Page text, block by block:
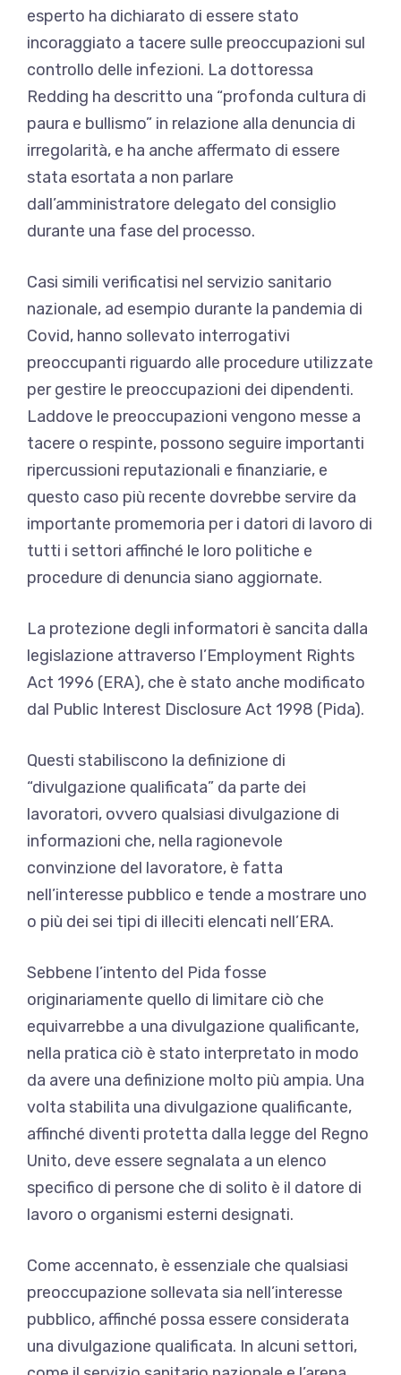
esperto ha dichiarato di essere stato
incoraggiato a tacere sulle preoccupazioni sul
controllo delle infezioni. La dottoressa
Redding ha descritto una “profonda cultura di
paura e bullismo” in relazione alla denuncia di
irregolarità, e ha anche affermato di essere
stata esortata a non parlare
dall’amministratore delegato del consiglio
durante una fase del processo.
Casi simili verificatisi nel servizio sanitario
nazionale, ad esempio durante la pandemia di
Covid, hanno sollevato interrogativi
preoccupanti riguardo alle procedure utilizzate
per gestire le preoccupazioni dei dipendenti.
Laddove le preoccupazioni vengono messe a
tacere o respinte, possono seguire importanti
ripercussioni reputazionali e finanziarie, e
questo caso più recente dovrebbe servire da
importante promemoria per i datori di lavoro di
tutti i settori affinché le loro politiche e
procedure di denuncia siano aggiornate.
La protezione degli informatori è sancita dalla
legislazione attraverso l’Employment Rights
Act 1996 (ERA), che è stato anche modificato
dal Public Interest Disclosure Act 1998 (Pida).
Questi stabiliscono la definizione di
“divulgazione qualificata” da parte dei
lavoratori, ovvero qualsiasi divulgazione di
informazioni che, nella ragionevole
convinzione del lavoratore, è fatta
nell’interesse pubblico e tende a mostrare uno
o più dei sei tipi di illeciti elencati nell’ERA.
Sebbene l’intento del Pida fosse
originariamente quello di limitare ciò che
equivarrebbe a una divulgazione qualificante,
nella pratica ciò è stato interpretato in modo
da avere una definizione molto più ampia. Una
volta stabilita una divulgazione qualificante,
affinché diventi protetta dalla legge del Regno
Unito, deve essere segnalata a un elenco
specifico di persone che di solito è il datore di
lavoro o organismi esterni designati.
Come accennato, è essenziale che qualsiasi
preoccupazione sollevata sia nell’interesse
pubblico, affinché possa essere considerata
una divulgazione qualificata. In alcuni settori,